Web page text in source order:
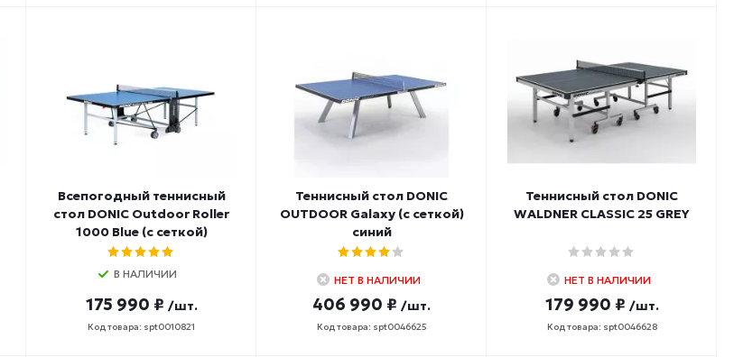
Всепогодный теннисный
стол DONIC Outdoor Roller
1000 Blue (с сеткой)
В НАЛИЧИИ
175 990 ₽ /шт.
Код товара: spt0010821
Теннисный стол DONIC
OUTDOOR Galaxy (с сеткой)
синий
НЕТ В НАЛИЧИИ
406 990 ₽ /шт.
Код товара: spt0046625
Теннисный стол DONIC
WALDNER CLASSIC 25 GREY
НЕТ В НАЛИЧИИ
179 990 ₽ /шт.
Код товара: spt0046628